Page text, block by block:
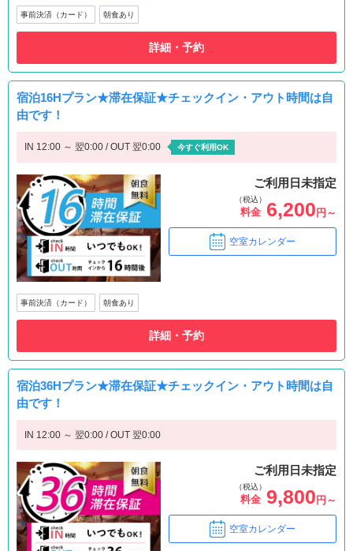
事前決済（カード） 朝食あり
詳細・予約
宿泊16Hプラン★滞在保証★チェックイン・アウト時間は自
由です！
IN 12:00 ～ 翌0:00 / OUT 翌0:00 今すぐ利用OK
ご利用日未指定
（税込）
料金 6,200 円～
空室カレンダー
事前決済（カード） 朝食あり
詳細・予約
宿泊36Hプラン★滞在保証★チェックイン・アウト時間は自
由です！
IN 12:00 ～ 翌0:00 / OUT 翌0:00
ご利用日未指定
（税込）
料金 9,800円～
空室カレンダー